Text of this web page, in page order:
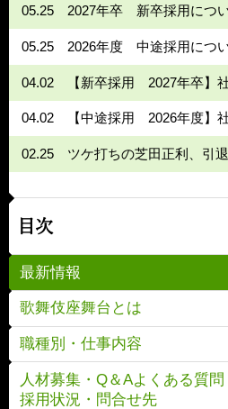
05.25 2027年卒 新卒採用につ
05.25 2026年度 中途採用につ
04.02 【新卒採用 2027年卒】
04.02 【中途採用 2026年度】
02.25 ツケ打ちの芝田正利、引
目次
最新情報
歌舞伎座舞台とは
職種別・仕事内容
人材募集・Q＆Aよくある質問
採用状況・問合せ先